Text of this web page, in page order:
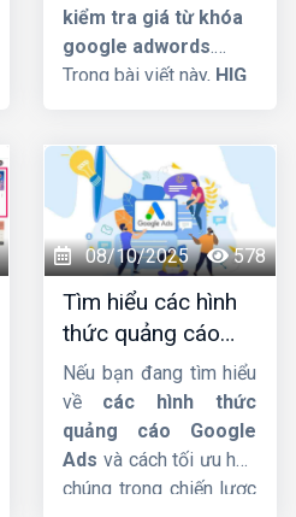
kiểm tra giá từ khóa
google adwords.
Trong bài viết này, HIG
các bạn cùng theo dõi
nhá !
08/10/2025 578
Tìm hiểu các hình
thức quảng cáo
google ads hiện
nay
Nếu bạn đang tìm hiểu
về các hình thức
quảng cáo Google
Ads và cách tối ưu hóa
chúng trong chiến lược